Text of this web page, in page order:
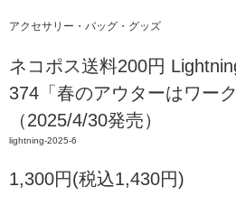
アクセサリー・バッグ・グッズ
ネコポス送料200円
374「春のアウターはワー
（2025/4/30発売）
lightning-2025-6
1,300円(税込1,430円)